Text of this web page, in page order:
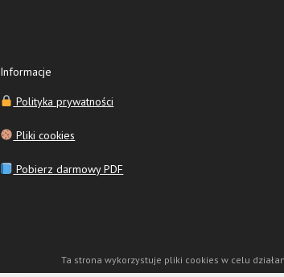
Informacje
Polityka prywatności
Pliki cookies
Pobierz darmowy PDF
Ta strona wykorzystuje pliki cookies w celu